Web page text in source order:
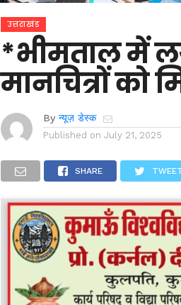
उत्तराखंड
*भीमताल में
मानचित्रों को
By न्यूज़ डेस्क
Published on July 21, 2025
SHARE